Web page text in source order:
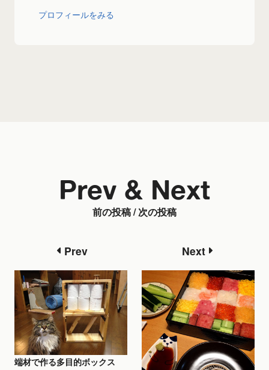
プロフィールをみる
前の投稿 / 次の投稿
Prev & Next
Prev
端材で作る多目的ボックス
Next